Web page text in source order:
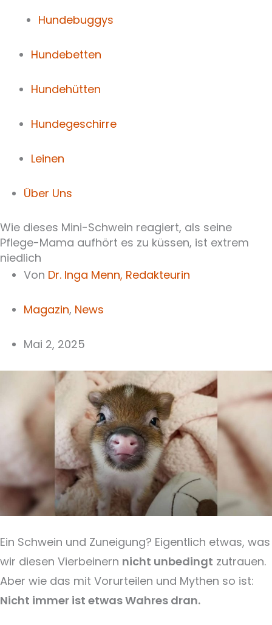
Hundebuggys
Hundebetten
Hundehütten
Hundegeschirre
Leinen
Über Uns
Wie dieses Mini-Schwein reagiert, als seine
Pflege-Mama aufhört es zu küssen, ist extrem
niedlich
Von Dr. Inga Menn, Redakteurin
Magazin, News
Mai 2, 2025
Ein Schwein und Zuneigung? Eigentlich etwas, was
wir diesen Vierbeinern nicht unbedingt zutrauen.
Aber wie das mit Vorurteilen und Mythen so ist:
Nicht immer ist etwas Wahres dran.